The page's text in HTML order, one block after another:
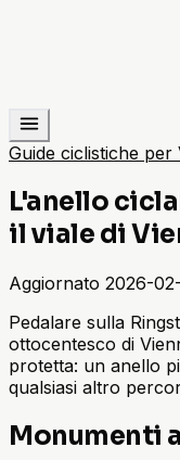
Guide ciclistiche per
L'anello
il viale di
Aggiornato 2026-
Pedalare sulla
ottocentesco di
protetta: un anello
qualsiasi altro
Monumenti